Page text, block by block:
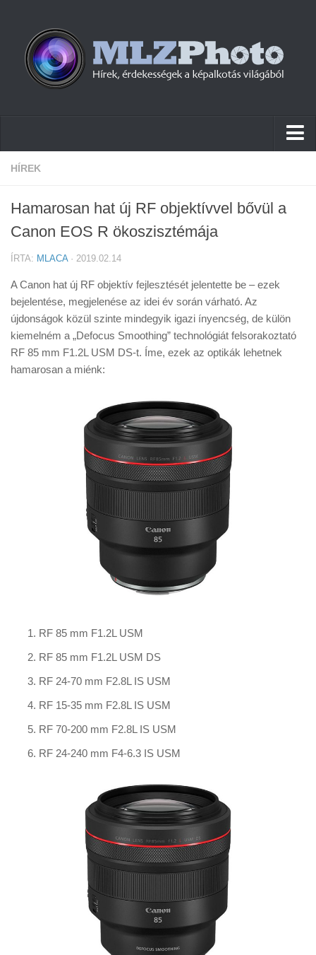
Hírek
Cikkek
Tudástár
Tanácsok
Érdekességek
Helyszíni Riport
HÍREK
Hamarosan hat új RF objektívvel bővül a
Canon EOS R ökoszisztémája
ÍRTA: MLACA· 2019.02.14
A Canon hat új RF objektív fejlesztését jelentette be – ezek
bejelentése, megjelenése az idei év során várható. Az
újdonságok közül szinte mindegyik igazi ínyencség, de külön
kiemelném a „Defocus Smoothing” technológiát felsorakoztató
RF 85 mm F1.2L USM DS-t. Íme, ezek az optikák lehetnek
hamarosan a miénk:
RF 85 mm F1.2L USM
RF 85 mm F1.2L USM DS
RF 24-70 mm F2.8L IS USM
RF 15-35 mm F2.8L IS USM
RF 70-200 mm F2.8L IS USM
RF 24-240 mm F4-6.3 IS USM